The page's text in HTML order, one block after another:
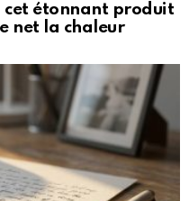
cet étonnant produit
net la chaleur